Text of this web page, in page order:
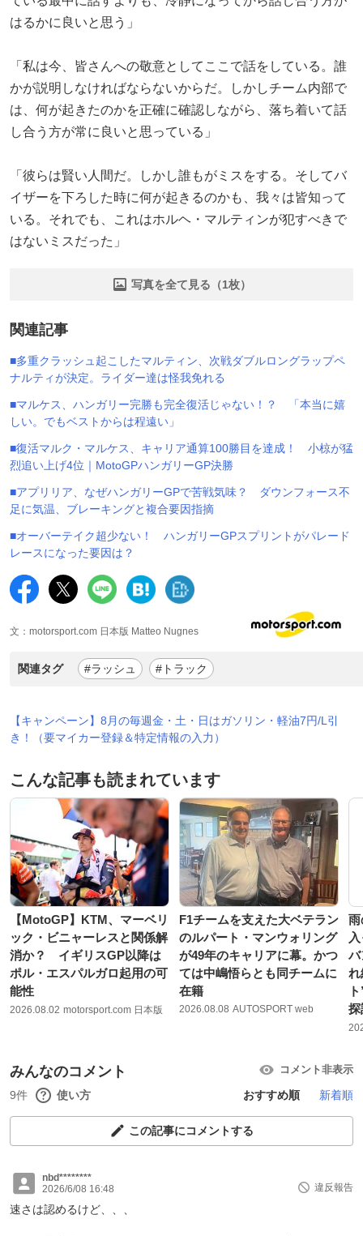
はるかに良いと思う」
「私は今、皆さんへの敬意としてここで話をしている。誰
かが説明しなければならないからだ。しかしチーム内部で
は、何が起きたのかを正確に確認しながら、落ち着いて話
し合う方が常に良いと思っている」
「彼らは賢い人間だ。しかし誰もがミスをする。そしてバ
イザーを下ろした時に何が起きるのかも、我々は皆知って
いる。それでも、これはホルヘ・マルティンが犯すべきで
はないミスだった」
写真を全て見る（1枚）
関連記事
■多重クラッシュ起こしたマルティン、次戦ダブルロングラップペ
ナルティが決定。ライダー達は怪我免れる
■マルケス、ハンガリー完勝も完全復活じゃない！？ 「本当に嬉
しい。でもベストからは程遠い」
■復活マルク・マルケス、キャリア通算100勝目を達成！ 小椋が猛
烈追い上げ4位｜MotoGPハンガリーGP決勝
■アプリリア、なぜハンガリーGPで苦戦気味？ ダウンフォース不
足に気温、ブレーキングと複合要因指摘
■オーバーテイク超少ない！ ハンガリーGPスプリントがパレード
レースになった要因は？
文：motorsport.com 日本版 Matteo Nugnes
関連タグ #ラッシュ #トラック
【キャンペーン】8月の毎週金・土・日はガソリン・軽油7円/L引
き！（要マイカー登録＆特定情報の入力）
こんな記事も読まれています
【MotoGP】KTM、マーベリ
ック・ビニャーレスと関係解
消か？ イギリスGP以降は
ポル・エスパルガロ起用の可
能性
2026.08.02 motorsport.com 日本版
F1チームを支えた大ベテラン
のルパート・マンウォリング
が49年のキャリアに幕。かつ
ては中嶋悟らとも同チームに
在籍
2026.08.08 AUTOSPORT web
雨
バ
れ
探
みんなのコメント コメント非表示
9件 使い方 おすすめ順 新着順
この記事にコメントする
nbd********
2026/6/08 16:48
違反報告
速さは認めるけど、、、